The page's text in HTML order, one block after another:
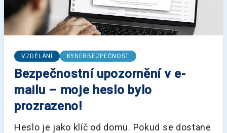
VZDĚLÁNÍ KYBERBEZPEČNOST
Bezpečnostní upozornění v e-
mailu – moje heslo bylo
prozrazeno!
Heslo je jako klíč od domu. Pokud se dostane